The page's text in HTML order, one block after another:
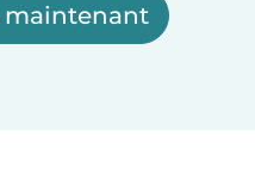
maintenant